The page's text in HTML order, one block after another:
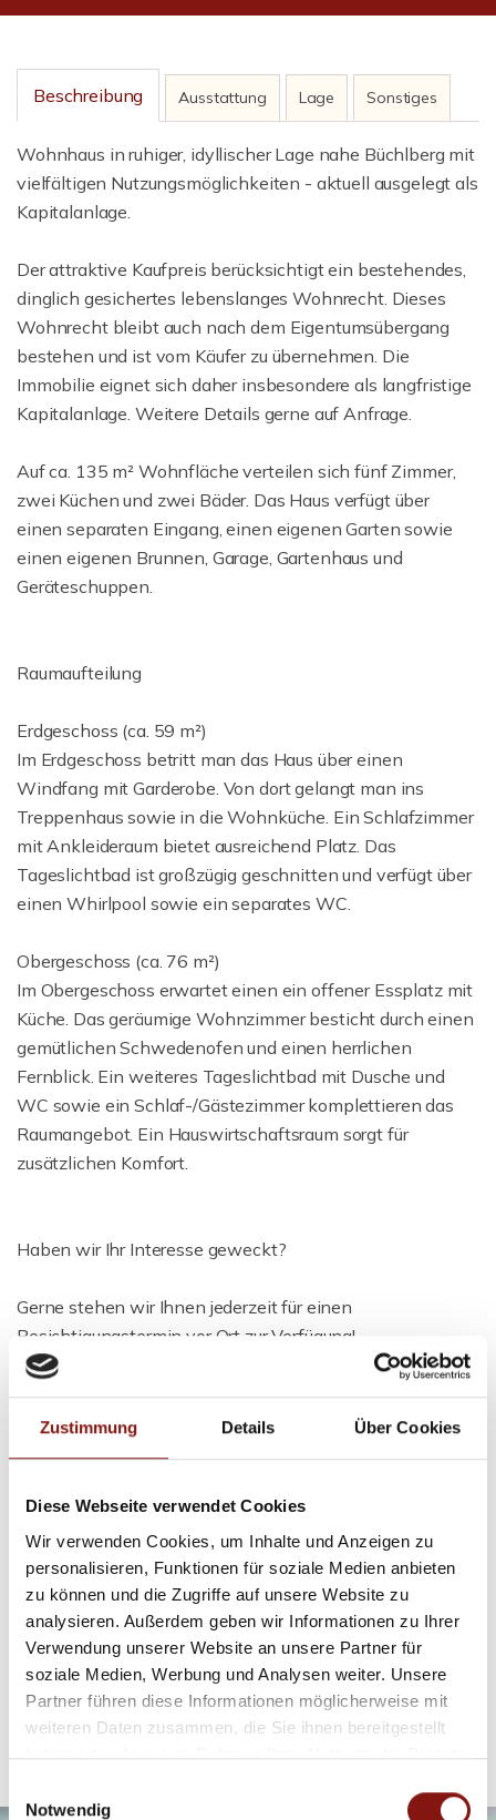
Zustimmung Details Über Cookies
Diese Webseite verwendet Cookies
Wir verwenden Cookies, um Inhalte und Anzeigen zu
personalisieren, Funktionen für soziale Medien anbieten
zu können und die Zugriffe auf unsere Website zu
analysieren. Außerdem geben wir Informationen zu Ihrer
Verwendung unserer Website an unsere Partner für
soziale Medien, Werbung und Analysen weiter. Unsere
Partner führen diese Informationen möglicherweise mit
weiteren Daten zusammen, die Sie ihnen bereitgestellt
haben oder die sie im Rahmen Ihrer Nutzung der Dienste
Notwendig
Beschreibung Ausstattung Lage Sonstiges
Wohnhaus in ruhiger, idyllischer Lage nahe Büchlberg mit
vielfältigen Nutzungsmöglichkeiten - aktuell ausgelegt als
Kapitalanlage.
Der attraktive Kaufpreis berücksichtigt ein bestehendes,
dinglich gesichertes lebenslanges Wohnrecht. Dieses
Wohnrecht bleibt auch nach dem Eigentumsübergang
bestehen und ist vom Käufer zu übernehmen. Die
Immobilie eignet sich daher insbesondere als langfristige
Kapitalanlage. Weitere Details gerne auf Anfrage.
Auf ca. 135 m² Wohnfläche verteilen sich fünf Zimmer,
zwei Küchen und zwei Bäder. Das Haus verfügt über
einen separaten Eingang, einen eigenen Garten sowie
einen eigenen Brunnen, Garage, Gartenhaus und
Geräteschuppen.
Raumaufteilung
Erdgeschoss (ca. 59 m²)
Im Erdgeschoss betritt man das Haus über einen
Windfang mit Garderobe. Von dort gelangt man ins
Treppenhaus sowie in die Wohnküche. Ein Schlafzimmer
mit Ankleideraum bietet ausreichend Platz. Das
Tageslichtbad ist großzügig geschnitten und verfügt über
einen Whirlpool sowie ein separates WC.
Obergeschoss (ca. 76 m²)
Im Obergeschoss erwartet einen ein offener Essplatz mit
Küche. Das geräumige Wohnzimmer besticht durch einen
gemütlichen Schwedenofen und einen herrlichen
Fernblick. Ein weiteres Tageslichtbad mit Dusche und
WC sowie ein Schlaf-/Gästezimmer komplettieren das
Raumangebot. Ein Hauswirtschaftsraum sorgt für
zusätzlichen Komfort.
Haben wir Ihr Interesse geweckt?
Gerne stehen wir Ihnen jederzeit für einen
Besichtigungstermin vor Ort zur Verfügung!
Bitte beachten Sie, dass die Bilder mit einem Weitwinkel
aufgenommen wurden!
Ansprechpartner
Firma Hatz & Team Immobilien GmbH
Telefon: 00498517569370
Telefax: 00498517569368
info@hatz-team.de